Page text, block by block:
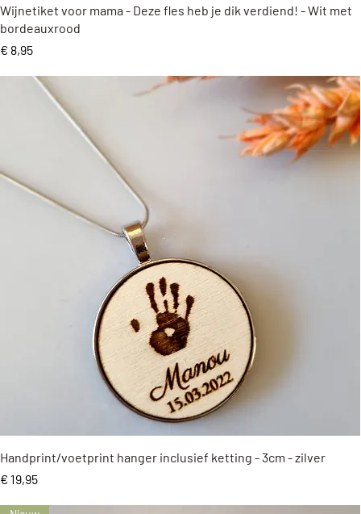
Snel overzicht
Wijnetiket voor mama - Deze fles heb je dik verdiend! - Wit met
bordeauxrood
Prijs
€ 8,95
Snel overzicht
Handprint/voetprint hanger inclusief ketting - 3cm - zilver
Prijs
€ 19,95